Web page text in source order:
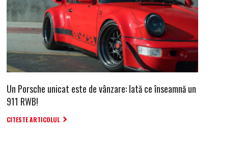
Un Porsche unicat este de vânzare: Iată ce înseamnă un
911 RWB!
CITESTE ARTICOLUL